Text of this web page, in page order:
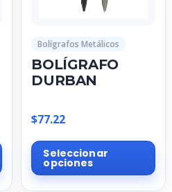
producto
Este
producto
Bolígrafos Metálicos
BOLÍGRAFO
DURBAN
$77.22
Seleccionar
opciones